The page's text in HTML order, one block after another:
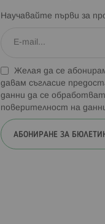
Научавайте първи за
Желая да се
давам съгласие
данни да се обработват
поверителност на
АБОНИРАНЕ ЗА